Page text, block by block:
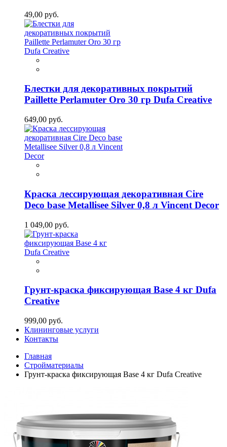
49,00 руб.
Блестки для декоративных покрытий
Paillette Perlamuter Oro 30 гр Dufa Creative
649,00 руб.
Краска лессирующая декоративная Cire
Deco base Metallisee Silver 0,8 л Vincent Decor
1 049,00 руб.
Грунт-краска фиксирующая Base 4 кг Dufa
Creative
999,00 руб.
Клининговые услуги
Контакты
Главная
Стройматериалы
Грунт-краска фиксирующая Base 4 кг Dufa Creative